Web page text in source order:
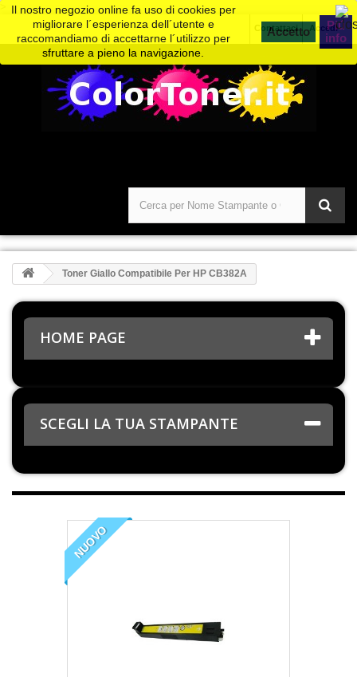
Accedi
Contattaci
Il nostro negozio online fa uso di cookies per
migliorare l´esperienza dell´utente e
raccomandiamo di accettarne l´utilizzo per
sfruttare a pieno la navigazione.
Piú
info
Toner Giallo Compatibile Per HP CB382A
HOME PAGE
SCEGLI LA TUA STAMPANTE
NUOVO